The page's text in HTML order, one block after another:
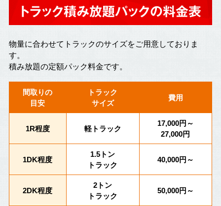
トラック積み放題パックの料金表
物量に合わせてトラックのサイズをご用意しておりま
す。
積み放題の定額パック料金です。
間取りの
目安
トラック
サイズ
費用
1R程度 軽トラック
17,000円～
27,000円
1DK程度
1.5トン
トラック
40,000円～
2DK程度
2トン
トラック
50,000円～